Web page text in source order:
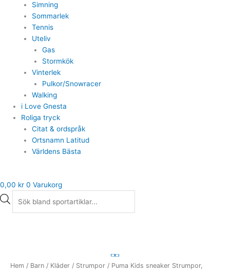
Simning
Sommarlek
Tennis
Uteliv
Gas
Stormkök
Vinterlek
Pulkor/Snowracer
Walking
i Love Gnesta
Roliga tryck
Citat & ordspråk
Ortsnamn Latitud
Världens Bästa
0,00 kr 0 Varukorg
Hem / Barn / Kläder / Strumpor / Puma Kids sneaker Strumpor,
Strumpor,